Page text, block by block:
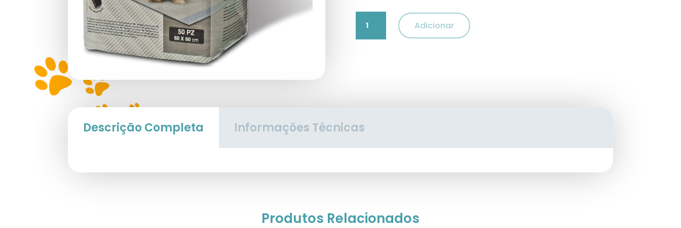
Quantidade
Tapetes
Adicionar
Descrição Completa Informações Técnicas
Produtos Relacionados